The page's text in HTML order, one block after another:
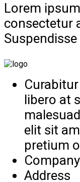
Lorem
consectetur
libero at
elit sit
pretium
Address